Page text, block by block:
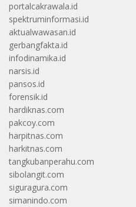
portalcakrawala.id
spektruminformasi.id
aktualwawasan.id
gerbangfakta.id
infodinamika.id
narsis.id
pansos.id
forensik.id
hardiknas.com
pakcoy.com
harpitnas.com
harkitnas.com
tangkubanperahu.com
sibolangit.com
siguragura.com
simanindo.com